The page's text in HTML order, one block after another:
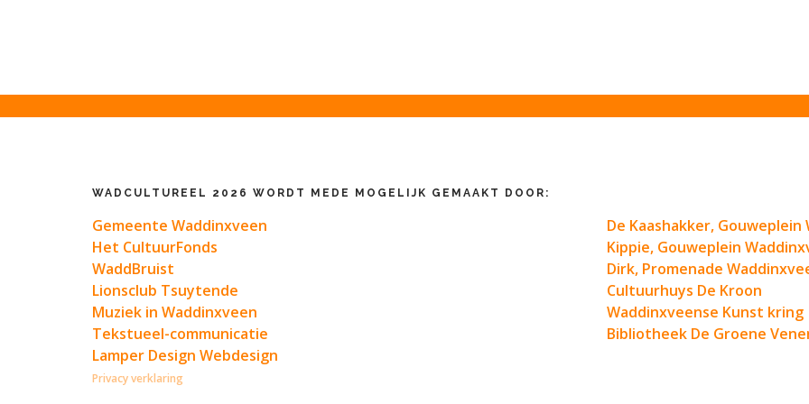
WADCULTUREEL 2026 WORDT MEDE MOGELIJK GEMAAKT DOOR:
Gemeente Waddinxveen
Het CultuurFonds
WaddBruist
Lionsclub Tsuytende
Muziek in Waddinxveen
Tekstueel-communicatie
Lamper Design Webdesign
De Kaashakker, Gouweplein
Kippie, Gouweplein
Dirk, Promenade
Cultuurhuys De Kroon
Waddinxveense Kunst kring
Bibliotheek De Groene
Privacy verklaring